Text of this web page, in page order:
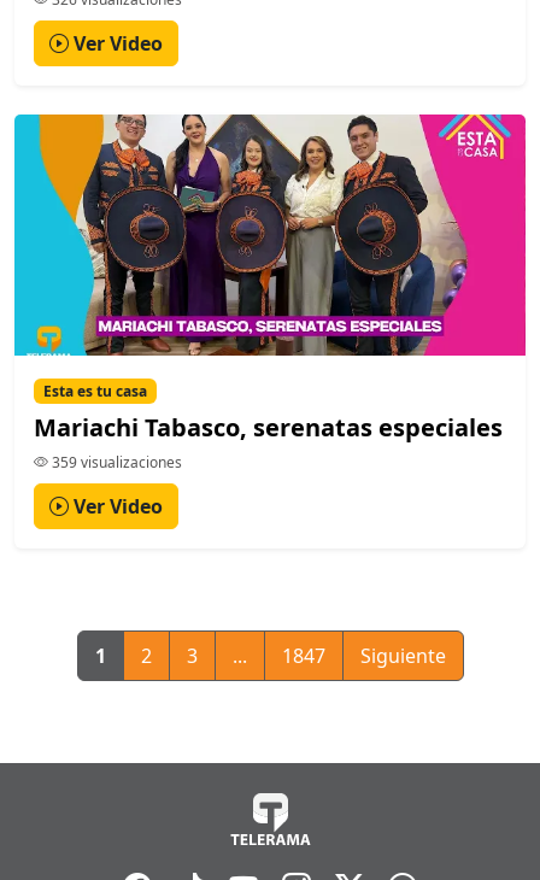
Ver Video
Esta es tu casa
Mariachi Tabasco, serenatas especiales
359 visualizaciones
Ver Video
1 2 3 ... 1847 Siguiente